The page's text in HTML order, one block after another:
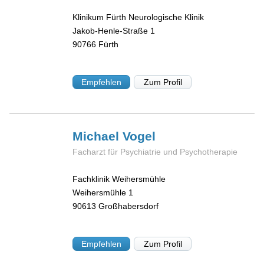
Klinikum Fürth Neurologische Klinik
Jakob-Henle-Straße 1
90766 Fürth
Empfehlen Zum Profil
MichaelVogel
Facharzt für Psychiatrie und Psychotherapie
Fachklinik Weihersmühle
Weihersmühle 1
90613 Großhabersdorf
Empfehlen Zum Profil